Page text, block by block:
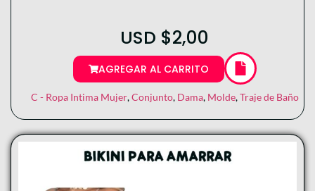
USD $2,00
AGREGAR AL CARRITO
C - Ropa Intima Mujer, Conjunto, Dama, Molde, Traje de Baño